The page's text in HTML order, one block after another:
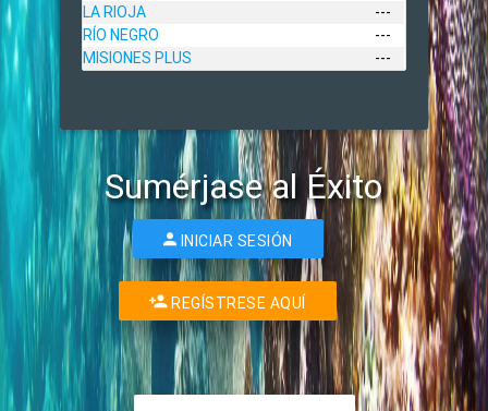
LA RIOJA
---
RÍO NEGRO
---
MISIONES PLUS
---
Sumérjase al Éxito
INICIAR SESIÓN
REGÍSTRESE AQUÍ